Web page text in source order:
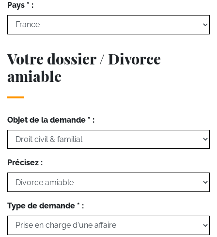
Pays * :
Votre dossier / Divorce
amiable
Objet de la demande * :
Précisez :
Type de demande * :